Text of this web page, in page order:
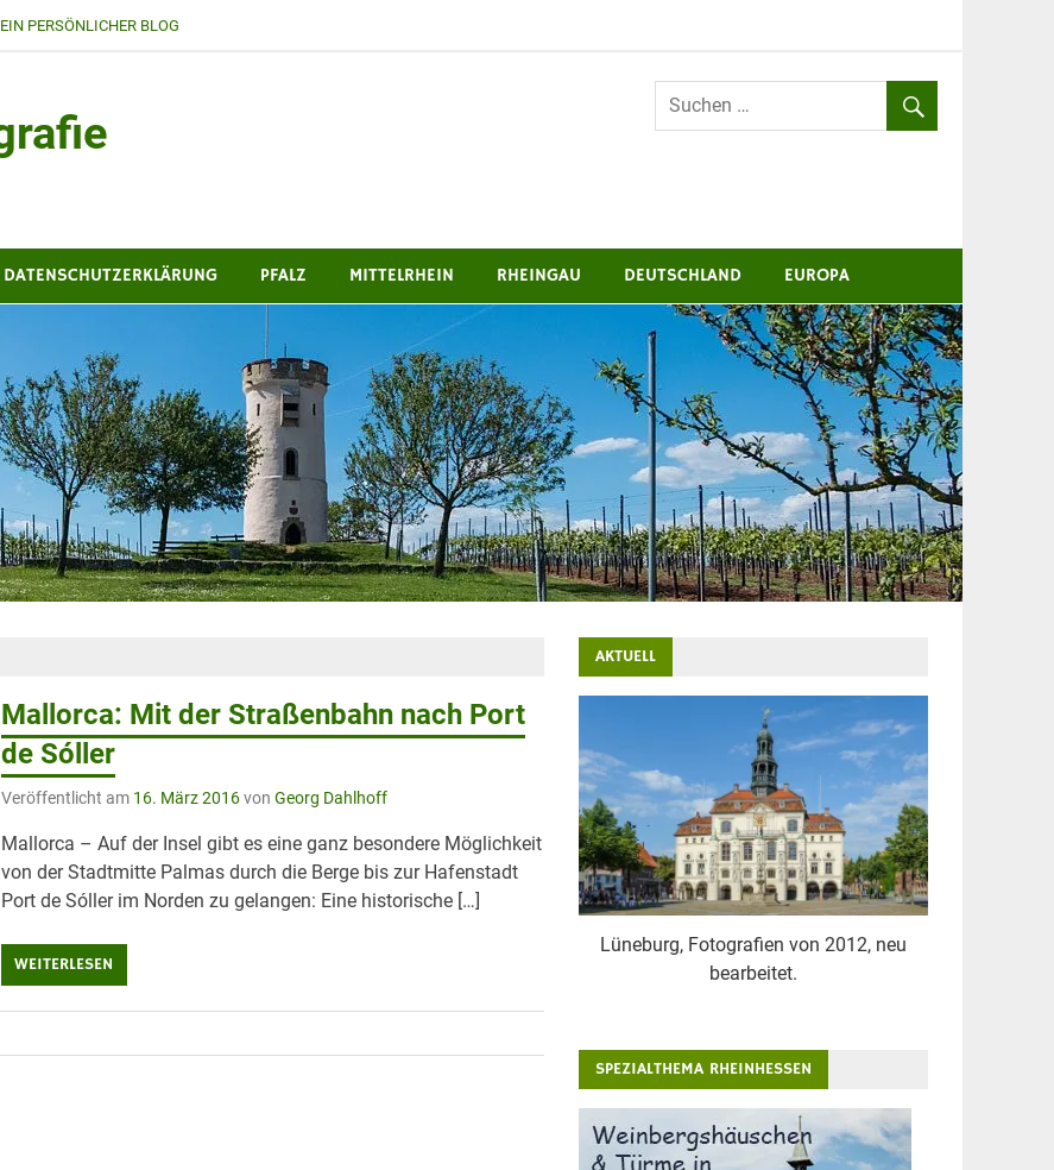
PERSÖNLICHER BLOG
DATENSCHUTZERKLÄRUNG PFALZ MITTELRHEIN RHEINGAU DEUTSCHLAND EUROPA
Mallorca: Mit der Straßenbahn nach Port
de Sóller
Veröffentlicht am 16. März 2016vonGeorg Dahlhoff
Mallorca – Auf der Insel gibt es eine ganz besondere Möglichkeit
von der Stadtmitte Palmas durch die Berge bis zur Hafenstadt
Port de Sóller im Norden zu gelangen: Eine historische […]
WEITERLESEN
AKTUELL
Lüneburg, Fotografien von 2012, neu
bearbeitet.
SPEZIALTHEMA RHEINHESSEN